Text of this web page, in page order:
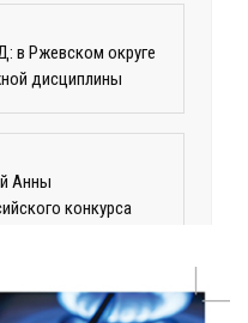
Ржевском округе
дисциплины
Анны
конкурса
медвежий обед